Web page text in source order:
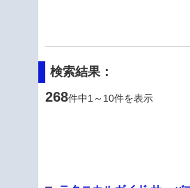
検索結果：
268件中1～10件を表示